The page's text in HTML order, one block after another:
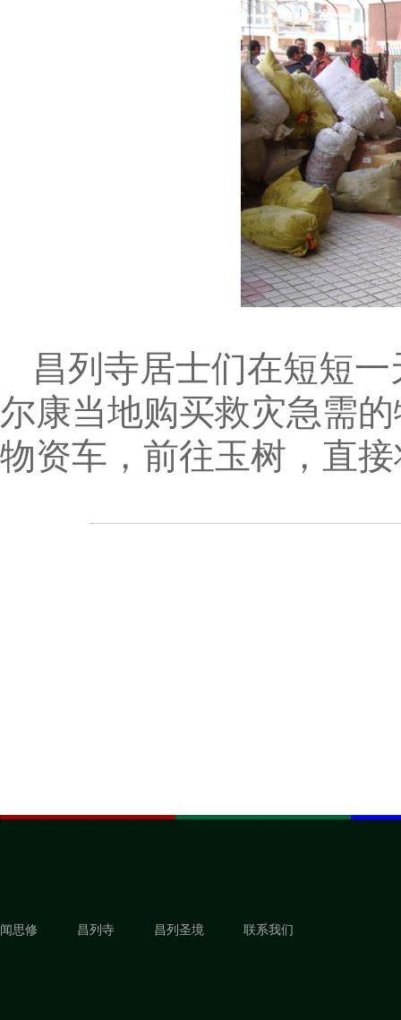
昌列寺居士们在短短
尔康当地购买救灾急需
物资车，前往玉树，直
闻思修 昌列寺 昌列圣境 联系我们